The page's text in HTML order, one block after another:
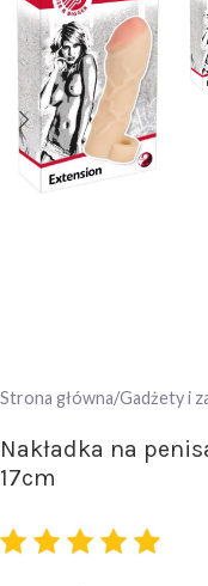
Strona główna Gadżety i
Nakładka na
17cm